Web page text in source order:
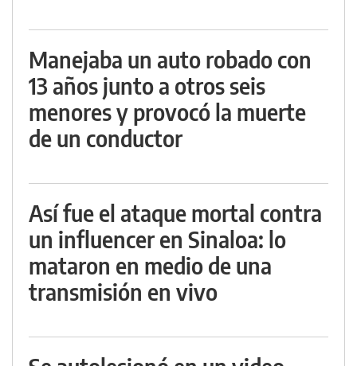
Manejaba un auto robado con
13 años junto a otros seis
menores y provocó la muerte
de un conductor
Así fue el ataque mortal contra
un influencer en Sinaloa: lo
mataron en medio de una
transmisión en vivo